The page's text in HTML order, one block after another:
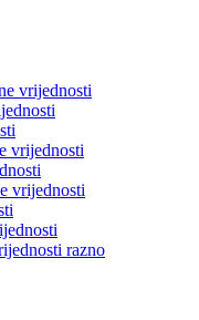
vrijednosti
vrijednosti
vrijednosti
razno